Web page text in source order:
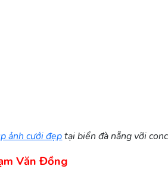
ảnh cưới đẹptại biển đà nẵng vỡi
Văn Đồng